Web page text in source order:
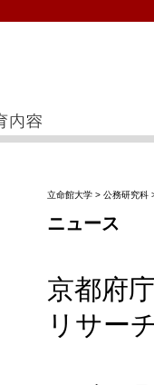
立命館大学 > 公務研究科
ニュース
京都府
リサー